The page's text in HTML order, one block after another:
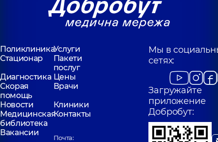
ПоликлиникаУслуги
Стационар
Пакети
послуг
Диагностика Цены
Скорая
помощь
Врачи
Новости
Клиники
Медицинская
библиотека
Контакты
Вакансии
Почта:
Мы в
сетях:
Загружайте
приложение
Добробут: